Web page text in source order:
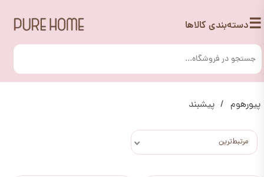
☰دسته‌بندی کالاها
پیورهوم پیشبند
مرتبط‌ترین